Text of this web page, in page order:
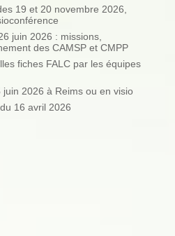
19 et 20 novembre 2026,
juin 2026 : missions,
des CAMSP et CMPP
fiches FALC par les équipes
2026 à Reims ou en visio
16 avril 2026